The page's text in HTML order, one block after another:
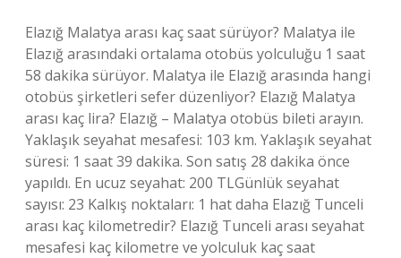
Elazığ Malatya arası kaç saat sürüyor? Malatya ile
Elazığ arasındaki ortalama otobüs yolculuğu 1 saat
58 dakika sürüyor. Malatya ile Elazığ arasında hangi
otobüs şirketleri sefer düzenliyor? Elazığ Malatya
arası kaç lira? Elazığ – Malatya otobüs bileti arayın.
Yaklaşık seyahat mesafesi: 103 km. Yaklaşık seyahat
süresi: 1 saat 39 dakika. Son satış 28 dakika önce
yapıldı. En ucuz seyahat: 200 TLGünlük seyahat
sayısı: 23 Kalkış noktaları: 1 hat daha Elazığ Tunceli
arası kaç kilometredir? Elazığ Tunceli arası seyahat
mesafesi kaç kilometre ve yolculuk kaç saat